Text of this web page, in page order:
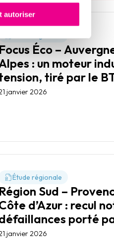
autoriser
Focus Éco –
: un moteur
tiré par le
janvier 2026
Étude régionale
Région Sud –
d’Azur : recul
porté
touristique
janvier 2026